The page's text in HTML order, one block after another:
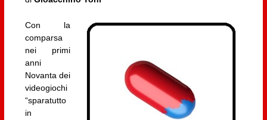
Con la
comparsa
nei primi
anni
Novanta dei
videogiochi
“sparatutto
in